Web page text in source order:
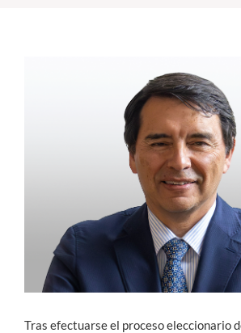
Alumni
Tras efectuarse el proceso eleccionario